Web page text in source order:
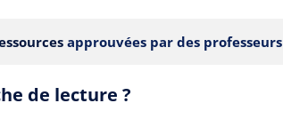
approuvées par des professeurs
de lecture ?